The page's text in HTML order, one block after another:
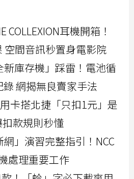
COLLEXION耳機開箱！
空間音訊秒置身電影院
庫存機」踩雷！電池循
網揭無良賣家手法
卡搭北捷「只扣1元」是
款規則秒懂
」演習完整指引！NCC
處理重要工作